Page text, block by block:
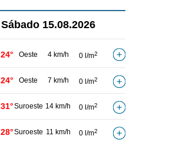
Sábado 15.08.2026
24° Oeste 4 km/h 0 l/m2
24° Oeste 7 km/h 0 l/m2
31°Suroeste 14 km/h 0 l/m2
28°Suroeste 11 km/h 0 l/m2